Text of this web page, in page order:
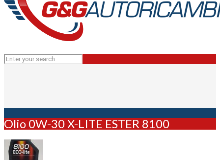
Olio 0W-30 X-LITE ESTER 8100